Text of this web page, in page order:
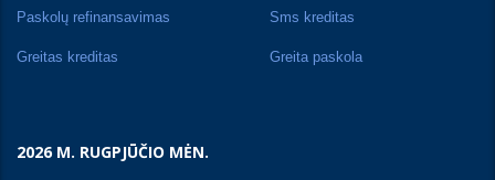
Paskolų refinansavimas Sms kreditas
Greitas kreditas Greita paskola
2026 M. RUGPJŪČIO MĖN.